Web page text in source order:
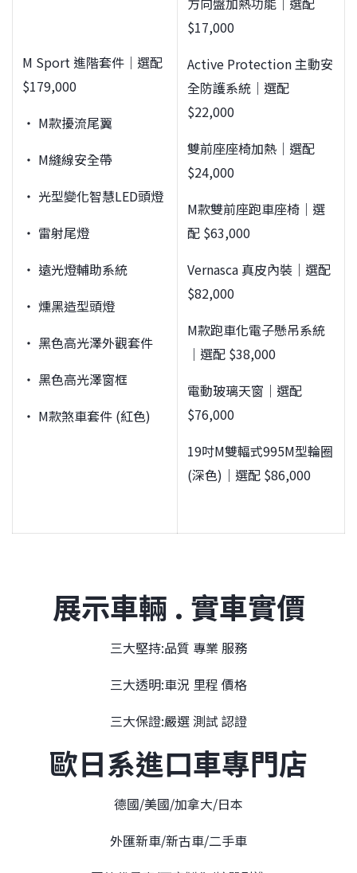
M Sport 進階套件｜選配
$179,000
‧ M款擾流尾翼
‧ M縫線安全帶
‧ 光型變化智慧LED頭燈
‧ 雷射尾燈
‧ 遠光燈輔助系統
‧ 燻黑造型頭燈
‧ 黑色高光澤外觀套件
‧ 黑色高光澤窗框
‧ M款煞車套件 (紅色)
$17,000
Active Protection 主動安
全防護系統｜選配
$22,000
雙前座座椅加熱｜選配
$24,000
M款雙前座跑車座椅｜選
配 $63,000
Vernasca 真皮內裝｜選配
$82,000
M款跑車化電子懸吊系統
｜選配 $38,000
電動玻璃天窗｜選配
$76,000
19吋M雙輻式995M型輪圈
(深色)｜選配 $86,000
展示車輛 . 實車實價
三大堅持:品質 專業 服務
三大透明:車況 里程 價格
三大保證:嚴選 測試 認證
歐日系進口車專門店
德國/美國/加拿大/日本
外匯新車/新古車/二手車